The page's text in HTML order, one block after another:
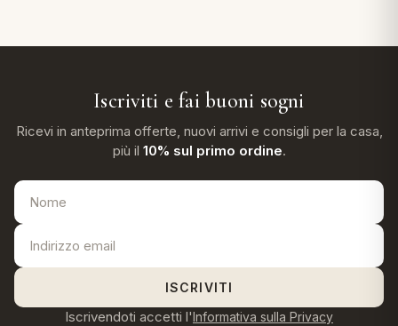
Iscriviti e fai buoni sogni
Ricevi in anteprima offerte, nuovi arrivi e consigli per la casa,
più il 10% sul primo ordine.
ISCRIVITI
Iscrivendoti accetti l'Informativa sulla Privacy